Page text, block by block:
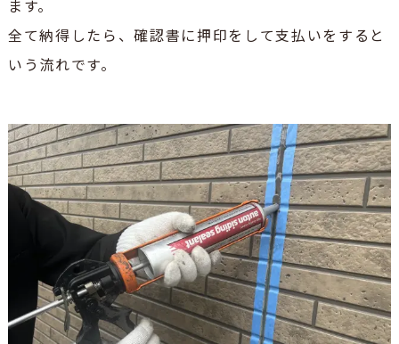
ます。
全て納得したら、確認書に押印をして支払いをすると
いう流れです。